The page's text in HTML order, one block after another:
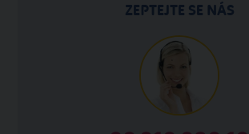
ZEPTEJTE SE NÁS